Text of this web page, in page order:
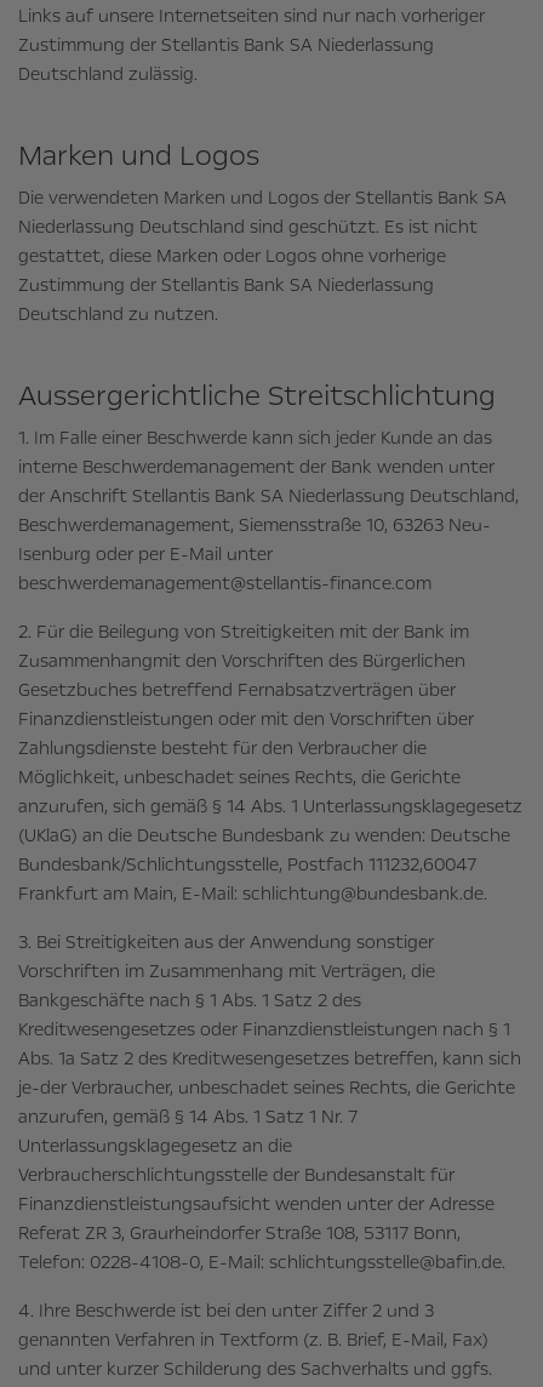
Links auf unsere Internetseiten sind nur nach vorheriger
Zustimmung der Stellantis Bank SA Niederlassung
Deutschland zulässig.
Marken und Logos
Die verwendeten Marken und Logos der Stellantis Bank SA
Niederlassung Deutschland sind geschützt. Es ist nicht
gestattet, diese Marken oder Logos ohne vorherige
Zustimmung der Stellantis Bank SA Niederlassung
Deutschland zu nutzen.
Aussergerichtliche Streitschlichtung
1. Im Falle einer Beschwerde kann sich jeder Kunde an das
interne Beschwerdemanagement der Bank wenden unter
der Anschrift Stellantis Bank SA Niederlassung Deutschland,
Beschwerdemanagement, Siemensstraße 10, 63263 Neu-
Isenburg oder per E-Mail unter
beschwerdemanagement@stellantis-finance.com
2. Für die Beilegung von Streitigkeiten mit der Bank im
Zusammenhangmit den Vorschriften des Bürgerlichen
Gesetzbuches betreffend Fernabsatzverträgen über
Finanzdienstleistungen oder mit den Vorschriften über
Zahlungsdienste besteht für den Verbraucher die
Möglichkeit, unbeschadet seines Rechts, die Gerichte
anzurufen, sich gemäß § 14 Abs. 1 Unterlassungsklagegesetz
(UKlaG) an die Deutsche Bundesbank zu wenden: Deutsche
Bundesbank/Schlichtungsstelle, Postfach 111232,60047
Frankfurt am Main, E-Mail: schlichtung@bundesbank.de.
3. Bei Streitigkeiten aus der Anwendung sonstiger
Vorschriften im Zusammenhang mit Verträgen, die
Bankgeschäfte nach § 1 Abs. 1 Satz 2 des
Kreditwesengesetzes oder Finanzdienstleistungen nach § 1
Abs. 1a Satz 2 des Kreditwesengesetzes betreffen, kann sich
je-der Verbraucher, unbeschadet seines Rechts, die Gerichte
anzurufen, gemäß § 14 Abs. 1 Satz 1 Nr. 7
Unterlassungsklagegesetz an die
Verbraucherschlichtungsstelle der Bundesanstalt für
Finanzdienstleistungsaufsicht wenden unter der Adresse
Referat ZR 3, Graurheindorfer Straße 108, 53117 Bonn,
Telefon: 0228-4108-0, E-Mail: schlichtungsstelle@bafin.de.
4. Ihre Beschwerde ist bei den unter Ziffer 2 und 3
genannten Verfahren in Textform (z. B. Brief, E-Mail, Fax)
und unter kurzer Schilderung des Sachverhalts und ggfs.